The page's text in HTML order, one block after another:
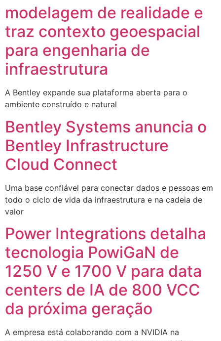
modelagem de realidade e
traz contexto geoespacial
para engenharia de
infraestrutura
A Bentley expande sua plataforma aberta para o
ambiente construído e natural
Bentley Systems anuncia o
Bentley Infrastructure
Cloud Connect
Uma base confiável para conectar dados e pessoas em
todo o ciclo de vida da infraestrutura e na cadeia de
valor
Power Integrations detalha
tecnologia PowiGaN de
1250 V e 1700 V para data
centers de IA de 800 VCC
da próxima geração
A empresa está colaborando com a NVIDIA na